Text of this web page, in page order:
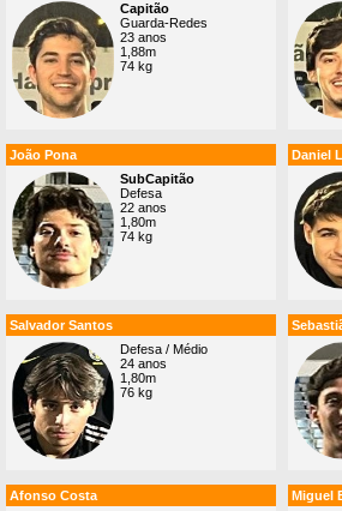
Capitão
Guarda-Redes
23 anos
1,88m
74 kg
João Pona
SubCapitão
Defesa
22 anos
1,80m
74 kg
Daniel
Salvador Santos
Defesa / Médio
24 anos
1,80m
76 kg
Afonso Costa
Miguel